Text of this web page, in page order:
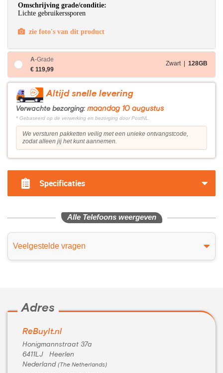
Omschrijving grade/conditie:
Lichte gebruikerssporen
zie foto's van dit product
A-Grade
€ 119,99
Zwart | 128GB
Altijd snelle levering
Verwachte bezorging: maandag 10 augustus
* Gebaseerd op de verwerking en bezorging door PostNL.
We versturen pakketten veilig met een unieke ontvangstcode,
zodat alleen jij het kunt aannemen.
Specificaties
Alle Telefoons weergeven
Veelgestelde vragen
Adres
ReBuyIt.nl
Honigmannstraat 37a
6411LJ Heerlen
Nederland (The Netherlands)